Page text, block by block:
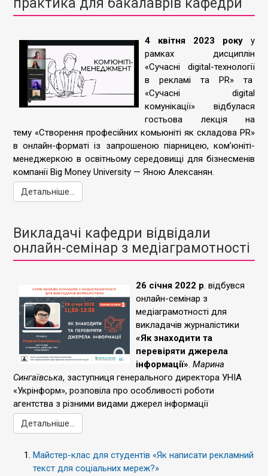
практика для бакалаврів кафедри
4 квітня 2023 року у
рамках дисциплін
«Сучасні digital-технології
в рекламі та PR» та
«Сучасні digital
комунікації» відбулася
гостьова лекція на
тему «Створення професійних комьюніті як складова PR»
в онлайн-форматі із запрошеною піарницею, ком’юніті-
менеджеркою в освітньому середовищі для бізнесменів
компанії Big Money University — Яною Алексанян.
Детальніше...
Викладачі кафедри відвідали
онлайн-семінар з медіаграмотності
26 січня 2022 р. відбувся
онлайн-семінар з
медіаграмотності для
викладачів журналістики
«‎Як знаходити та
перевіряти джерела
інформації». Марина
Сингаївська, заступниця генерального директора УНІА
«‎Укрінформ», розповіла про особливості роботи
агентства з різними видами джерел інформації
Детальніше...
Майстер-клас для студентів «Як написати рекламний
текст для соціальних мереж?»